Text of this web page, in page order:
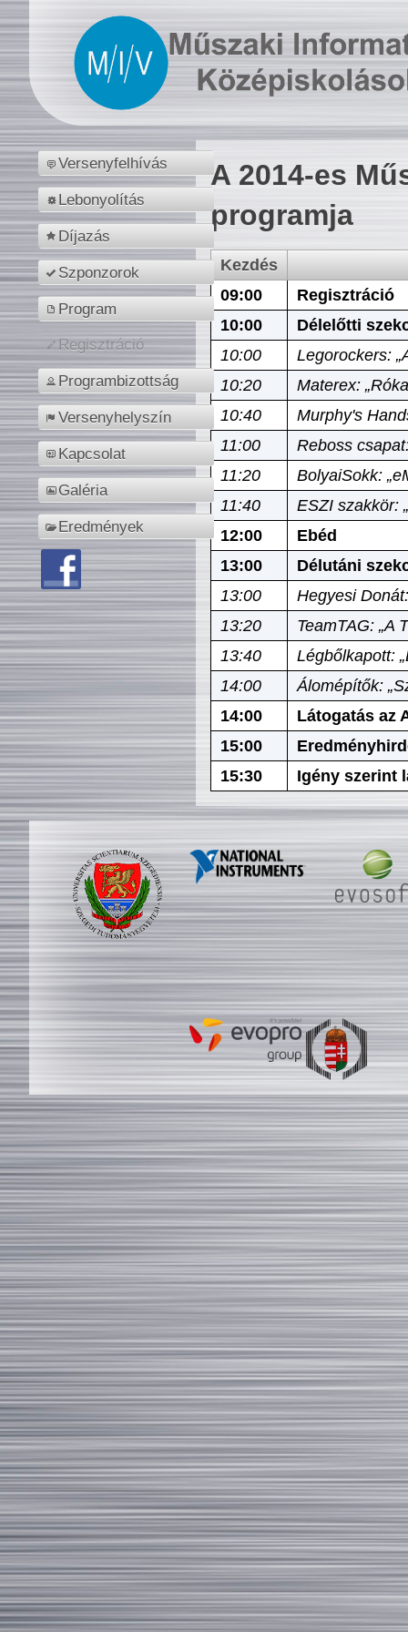
Versenyfelhívás
Lebonyolítás
Díjazás
Szponzorok
Program
Regisztráció
Programbizottság
Versenyhelyszín
Kapcsolat
Galéria
Eredmények
A 2014-es
programja
Kezdés
09:00
Regisztráció
10:00
Délelőtti
10:00
Legorockers:
10:20
Materex:
10:40
Murphy's
11:00
Reboss
11:20
BolyaiSokk:
11:40
ESZI szakkör:
12:00
Ebéd
13:00
Délutáni
13:00
Hegyesi
13:20
TeamTAG: „A
13:40
Légbőlkapott:
14:00
Álomépítők:
14:00
Látogatás az
15:00
15:30
Igény szerint